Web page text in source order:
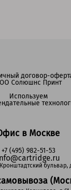
в Москве
+7 (495) 982-51-53
Кронштадтский бульвар,
договор-
Солюшнс Принт
Используем